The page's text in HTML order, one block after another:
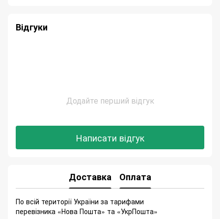
Відгуки
Додайте перший відгук
Написати відгук
Доставка Оплата
По всій території України за тарифами
перевізника «Нова Пошта» та «УкрПошта»